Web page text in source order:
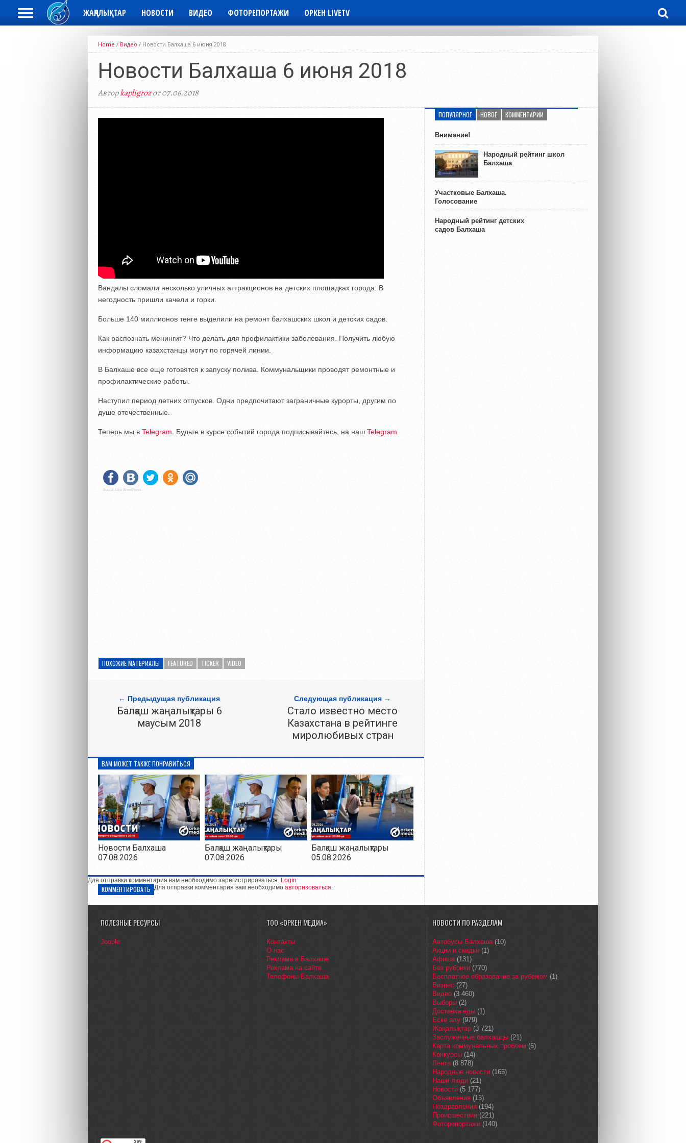
ЖАҢАЛЫҚТАР НОВОСТИ ВИДЕО ФОТОРЕПОРТАЖИ ОРКЕН LIVETV
Home / Видео / Новости Балхаша 6 июня 2018
Новости Балхаша 6 июня 2018
Авторkapligrozот 07.06.2018
Вандалы сломали несколько уличных аттракционов на детских площадках города. В
негодность пришли качели и горки.
Больше 140 миллионов тенге выделили на ремонт балхашских школ и детских садов.
Как распознать менингит? Что делать для профилактики заболевания. Получить любую
информацию казахстанцы могут по горячей линии.
В Балхаше все еще готовятся к запуску полива. Коммунальщики проводят ремонтные и
профилактические работы.
Наступил период летних отпусков. Одни предпочитают заграничные курорты, другим по
душе отечественные.
Теперь мы в Telegram . Будьте в курсе событий города подписывайтесь, на наш Telegram
Social Like WordPress
ПОХОЖИЕ МАТЕРИАЛЫ FEATURED TICKER VIDEO
← Предыдущая публикация
Балқаш жаңалықтары 6
маусым 2018
Следующая публикация →
Стало известно место
Казахстана в рейтинге
миролюбивых стран
ВАМ МОЖЕТ ТАКЖЕ ПОНРАВИТЬСЯ
Новости Балхаша
07.08.2026
Балқаш жаңалықтары
07.08.2026
Балқаш жаңалықтары
05.08.2026
Для отправки комментария вам необходимо зарегистрироваться. Login
КОММЕНТИРОВАТЬ Для отправки комментария вам необходимо авторизоваться.
ПОПУЛЯРНОЕ НОВОЕ КОММЕНТАРИИ
Внимание!
Народный рейтинг школ
Балхаша
Участковые Балхаша.
Голосование
Народный рейтинг детских
садов Балхаша
ПОЛЕЗНЫЕ РЕСУРСЫ
Jooble
ТОО «ОРКЕН МЕДИА»
Контакты
О нас
Реклама в Балхаше
Реклама на сайте
Телефоны Балхаша
НОВОСТИ ПО РАЗДЕЛАМ
Автобусы Балхаша(10)
Акции и скидки (1)
Афиша(131)
Без рубрики (770)
Бесплатное образование за рубежом (1)
Бизнес (27)
Видео (3 460)
Выборы (2)
Доставка еды (1)
Еске алу (979)
Жаңалықтар (3 721)
Заслуженные балхашцы (21)
Карта коммунальных проблем (5)
Конкурсы (14)
Лента(8 878)
Народные новости (165)
Наши люди (21)
Новости (5 177)
Объявления (13)
Поздравления (194)
Происшествия (221)
Фоторепортажи (140)